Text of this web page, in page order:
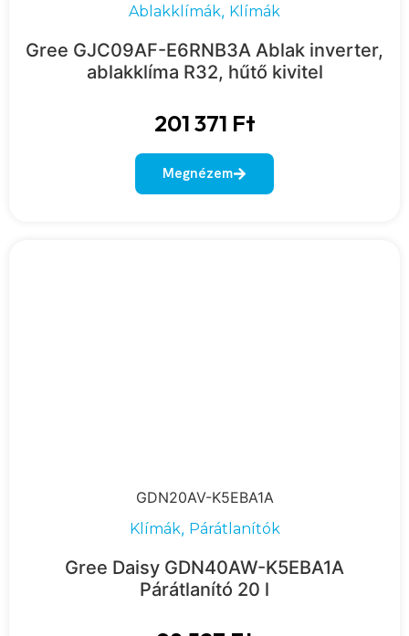
Ablakklímák, Klímák
Gree GJC09AF-E6RNB3A Ablak inverter,
ablakklíma R32, hűtő kivitel
201 371 Ft
Megnézem
GDN20AV-K5EBA1A
Klímák, Párátlanítók
Gree Daisy GDN40AW-K5EBA1A
Párátlanító 20 l